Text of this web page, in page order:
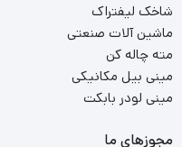
شاخک لیفتراک
ماشین آلات صنعتی
مته چاله کن
مینی بیل مکانیکی
مینی لودر بابکت
مجوزهای ما